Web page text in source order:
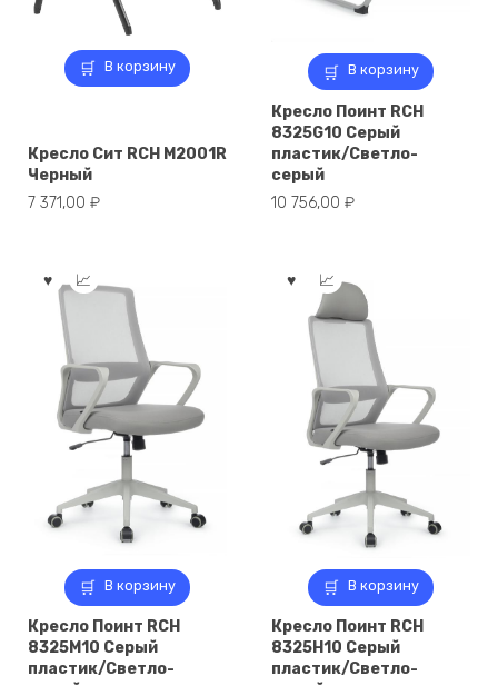
В корзину
Кресло Сит RCH M2001R
Черный
7 371,00 ₽
В корзину
Кресло Поинт RCH
8325G10 Серый
пластик/Светло-
серый
10 756,00 ₽
В корзину
Кресло Поинт RCH
8325M10 Серый
пластик/Светло-
В корзину
Кресло Поинт RCH
8325H10 Серый
пластик/Светло-